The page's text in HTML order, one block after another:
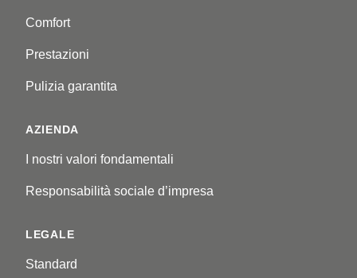
Comfort
Prestazioni
Pulizia garantita
AZIENDA
I nostri valori fondamentali
Responsabilità sociale d’impresa
LEGALE
Standard